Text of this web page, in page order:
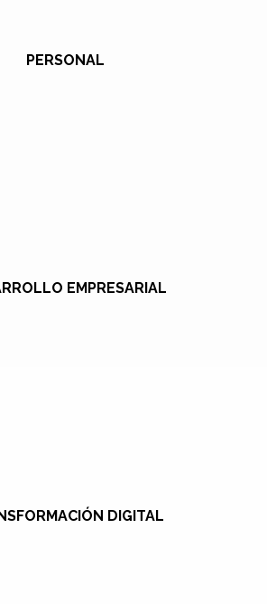
PERSONAL
EMPRESARIAL
DIGITAL